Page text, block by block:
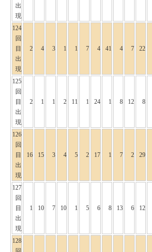
出
現
124
回
目
出
現
2 4 3 1 1 7 4 41 4 7 22
125
回
目
出
現
2 1 1 2 11 1 24 1 8 12 8
126
回
目
出
現
16 15 3 4 5 2 17 1 7 2 29
127
回
目
出
現
1 10 7 10 1 5 6 8 13 6 12
128